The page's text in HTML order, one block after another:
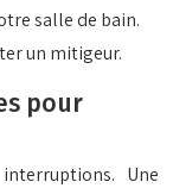
salle de bain.
un mitigeur.
pour
Une